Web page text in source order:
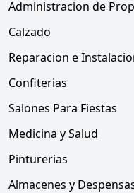
Administracion de
Calzado
Reparacion e
Confiterias
Salones Para Fiestas
Medicina y Salud
Pinturerias
Almacenes y